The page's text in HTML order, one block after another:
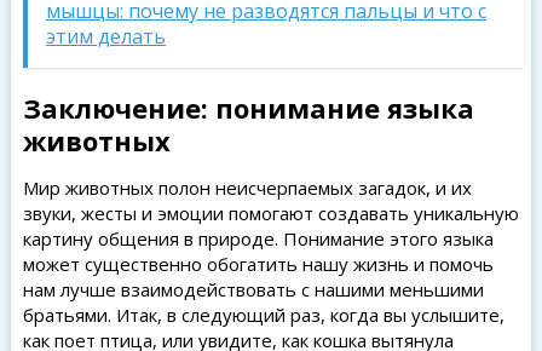
мышцы: почему не разводятся пальцы и что с
этим делать
Заключение: понимание языка
животных
Мир животных полон неисчерпаемых загадок, и их
звуки, жесты и эмоции помогают создавать уникальную
картину общения в природе. Понимание этого языка
может существенно обогатить нашу жизнь и помочь
нам лучше взаимодействовать с нашими меньшими
братьями. Итак, в следующий раз, когда вы услышите,
как поет птица, или увидите, как кошка вытянула